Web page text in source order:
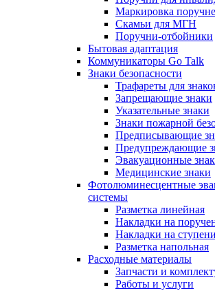
Маркировка
Скамьи для МГН
Поручни-отбойники
Бытовая адаптация
Коммуникаторы Go Talk
Знаки безопасности
Трафареты для
Запрещающие знаки
Указательные знаки
Знаки пожарной
Предписывающие
Предупреждающие
Эвакуационные
Медицинские знаки
Фотолюминесцентные
системы
Разметка линейная
Накладки на
Накладки на ступени
Разметка напольная
Расходные материалы
Запчасти и
Работы и услуги